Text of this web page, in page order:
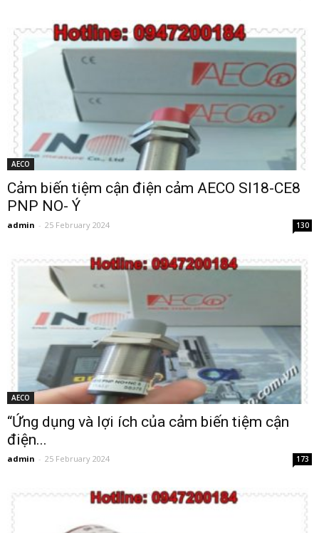
AECO
Cảm biến tiệm cận điện cảm AECO SI18-CE8
PNP NO- Ý
admin - 25 February 2024 130
AECO
“Ứng dụng và lợi ích của cảm biến tiệm cận
điện...
admin - 25 February 2024 173